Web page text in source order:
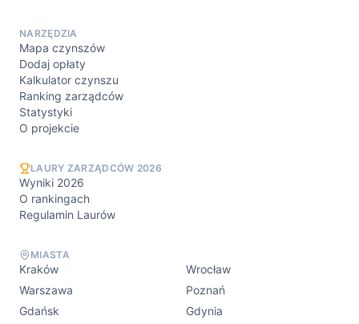
NARZĘDZIA
Mapa czynszów
Dodaj opłaty
Kalkulator czynszu
Ranking zarządców
Statystyki
O projekcie
LAURY ZARZĄDCÓW 2026
Wyniki 2026
O rankingach
Regulamin Laurów
MIASTA
Kraków
Wrocław
Warszawa
Poznań
Gdańsk
Gdynia